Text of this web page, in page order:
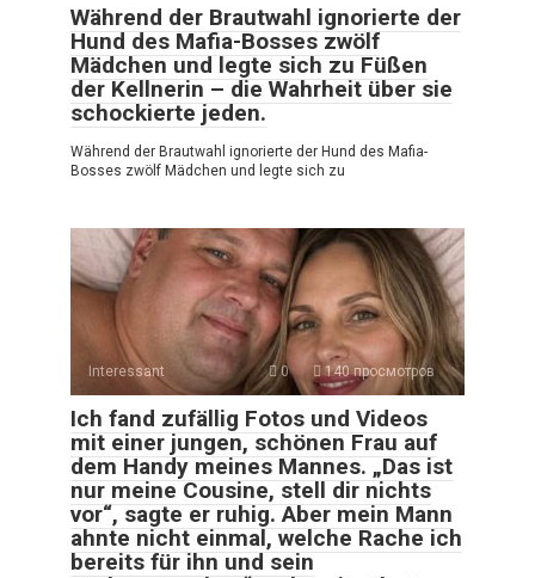
Während der Brautwahl ignorierte der
Hund des Mafia-Bosses zwölf
Mädchen und legte sich zu Füßen
der Kellnerin – die Wahrheit über sie
schockierte jeden.
Während der Brautwahl ignorierte der Hund des Mafia-
Bosses zwölf Mädchen und legte sich zu
Interessant 0 140 просмотров
Ich fand zufällig Fotos und Videos
mit einer jungen, schönen Frau auf
dem Handy meines Mannes. „Das ist
nur meine Cousine, stell dir nichts
vor“, sagte er ruhig. Aber mein Mann
ahnte nicht einmal, welche Rache ich
bereits für ihn und sein